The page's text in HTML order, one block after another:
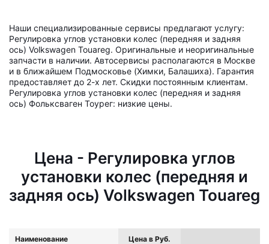
Наши специализированные сервисы предлагают услугу:
Регулировка углов установки колес (передняя и задняя
ось) Volkswagen Touareg. Оригинальные и неоригинальные
запчасти в наличии. Автосервисы располагаются в Москве
и в ближайшем Подмосковье (Химки, Балашиха). Гарантия
предоставляет до 2-х лет. Скидки постоянным клиентам.
Регулировка углов установки колес (передняя и задняя
ось) Фольксваген Тоурег: низкие цены.
Цена - Регулировка углов
установки колес (передняя и
задняя ось) Volkswagen Touareg
Наименование Цена в Руб.